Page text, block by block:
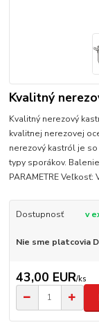
Kvalitný
Kvalitný nerezový
kvalitnej nerezovej
nerezový kastról je
typy sporákov.
PARAMETRE Veľkosť:
Dostupnosť v
Nie sme platcovia
43,00 EUR/ks